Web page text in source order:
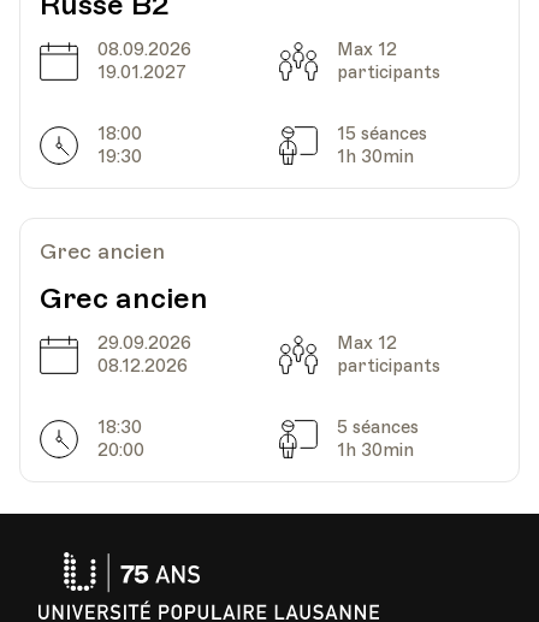
Date
31.03.2021 Heure
18.00
Lieu
HEP - Haute Ecole Pédagogique
1005, Lausanne
Lieu
HEP - Haute Ecole Pédagogique
1005, Lausanne
Date Heure
Lieu
HEP - Haute Ecole Pédagogique
1005, Lausanne
Av. de Cour 33
Date
08.09.2026
19.01.2027
Capacité
Max 12
participants
Horarires
18:00
19:30
Séances
15 séances
1h 30min
Grec ancien
Grec ancien
Date
29.09.2026
08.12.2026
Capacité
Max 12
participants
Horarires
18:30
20:00
Séances
5 séances
1h 30min